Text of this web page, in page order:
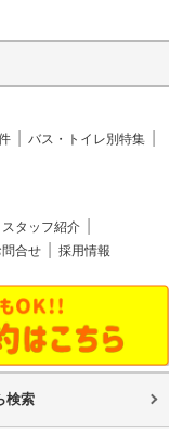
バス・トイレ別特集
スタッフ紹介
問合せ 採用情報
検索